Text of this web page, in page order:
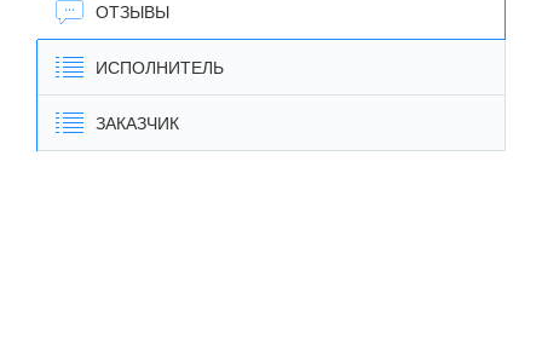
ОТЗЫВЫ
ИСПОЛНИТЕЛЬ
ЗАКАЗЧИК